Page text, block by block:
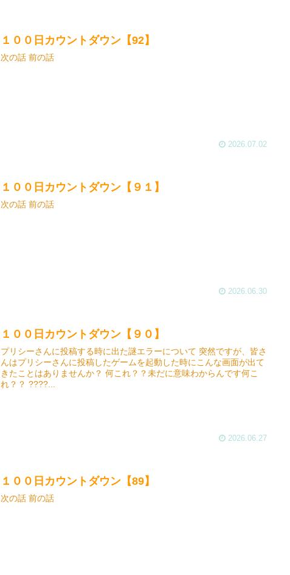
１００日カウントダウン【92】
次の話 前の話
2026.07.02
１００日カウントダウン【９１】
次の話 前の話
2026.06.30
１００日カウントダウン【９０】
プリシーさんに投稿する時に出た謎エラーについて 突然ですが、皆さ
んはプリシーさんに投稿したゲームを起動した時にこんな画面が出て
きたことはありませんか？ 何これ？？未だに意味わからんです何こ
れ？？ ????...
2026.06.27
１００日カウントダウン【89】
次の話 前の話